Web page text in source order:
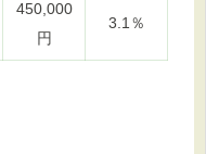
450,000
円
3.1％